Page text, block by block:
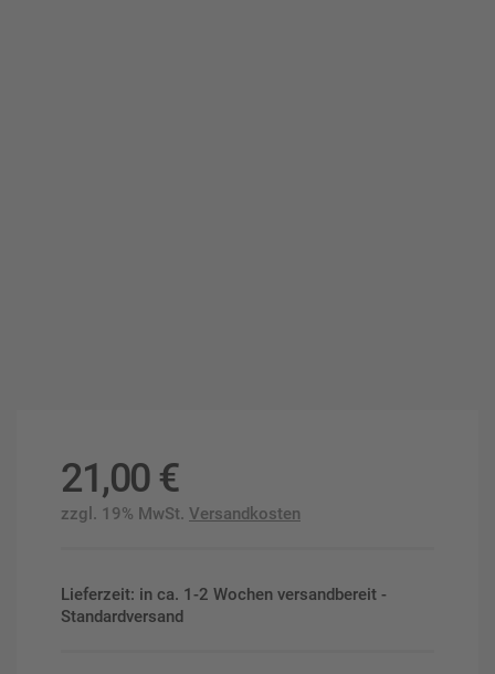
21,00 €
zzgl. 19% MwSt. Versandkosten
Lieferzeit: in ca. 1-2 Wochen versandbereit -
Standardversand